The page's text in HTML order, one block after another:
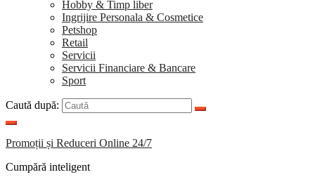
Hobby & Timp liber
Ingrijire Personala & Cosmetice
Petshop
Retail
Servicii
Servicii Financiare & Bancare
Sport
Caută după:
Promoții și Reduceri Online 24/7
Cumpără inteligent